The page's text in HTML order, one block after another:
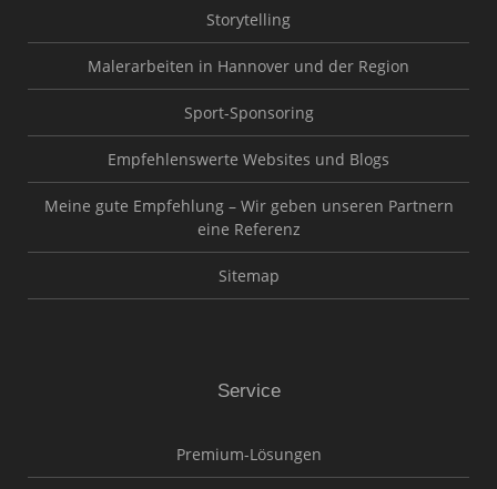
Storytelling
Malerarbeiten in Hannover und der Region
Sport-Sponsoring
Empfehlenswerte Websites und Blogs
Meine gute Empfehlung – Wir geben unseren Partnern
eine Referenz
Sitemap
Service
Premium-Lösungen